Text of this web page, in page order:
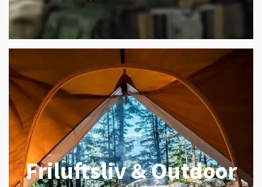
Friluftsliv & Outdoor